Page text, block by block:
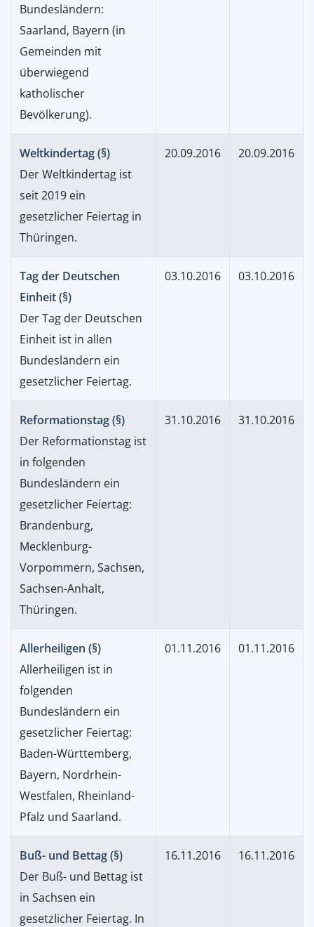
Bundesländern:
Saarland, Bayern (in
Gemeinden mit
überwiegend
katholischer
Bevölkerung).
Weltkindertag (§)
Der Weltkindertag ist
seit 2019 ein
gesetzlicher Feiertag in
Thüringen.
20.09.2016 20.09.2016
Tag der Deutschen
Einheit (§)
Der Tag der Deutschen
Einheit ist in allen
Bundesländern ein
gesetzlicher Feiertag.
03.10.2016 03.10.2016
Reformationstag (§)
Der Reformationstag ist
in folgenden
Bundesländern ein
gesetzlicher Feiertag:
Brandenburg,
Mecklenburg-
Vorpommern, Sachsen,
Sachsen-Anhalt,
Thüringen.
31.10.2016 31.10.2016
Allerheiligen (§)
Allerheiligen ist in
folgenden
Bundesländern ein
gesetzlicher Feiertag:
Baden-Württemberg,
Bayern, Nordrhein-
Westfalen, Rheinland-
Pfalz und Saarland.
01.11.2016 01.11.2016
Buß- und Bettag (§)
Der Buß- und Bettag ist
in Sachsen ein
gesetzlicher Feiertag. In
16.11.2016 16.11.2016